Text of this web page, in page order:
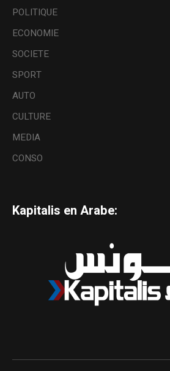
POLITIQUE
ECONOMIE
SOCIETE
SPORT
AUTO
CULTURE
MEDIA
CONSO
Kapitalis en Arabe: